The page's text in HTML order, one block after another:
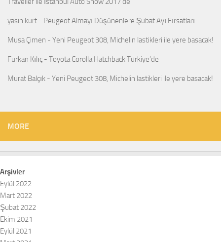
yasin kurt - Peugeot Almayı Düşünenlere Şubat Ayı Fırsatları
Musa Çimen - Yeni Peugeot 308, Michelin lastikleri ile yere basacak!
Furkan Kılıç - Toyota Corolla Hatchback Türkiye’de
Murat Balçık - Yeni Peugeot 308, Michelin lastikleri ile yere basacak!
MORE
Arşivler
Eylül 2022
Mart 2022
Şubat 2022
Ekim 2021
Eylül 2021